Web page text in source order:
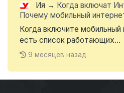
Ия → Когда включат
Почему мобильный
Когда включите
есть список работающих...
9 месяцев назад